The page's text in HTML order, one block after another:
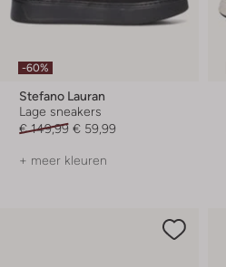
-60%
Stefano Lauran
Lage sneakers
€ 149,99 € 59,99
+ meer kleuren